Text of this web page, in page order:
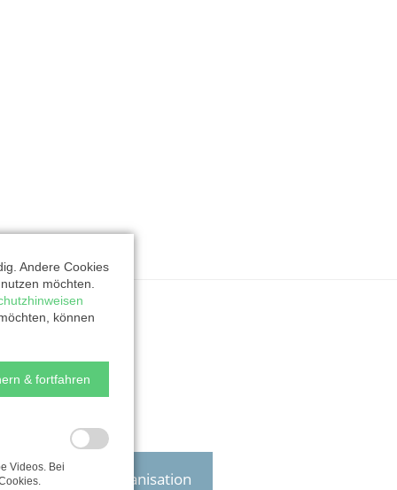
Zur Organisation
Andere Cookies
möchten.
können
& fortfahren
Videos. Bei